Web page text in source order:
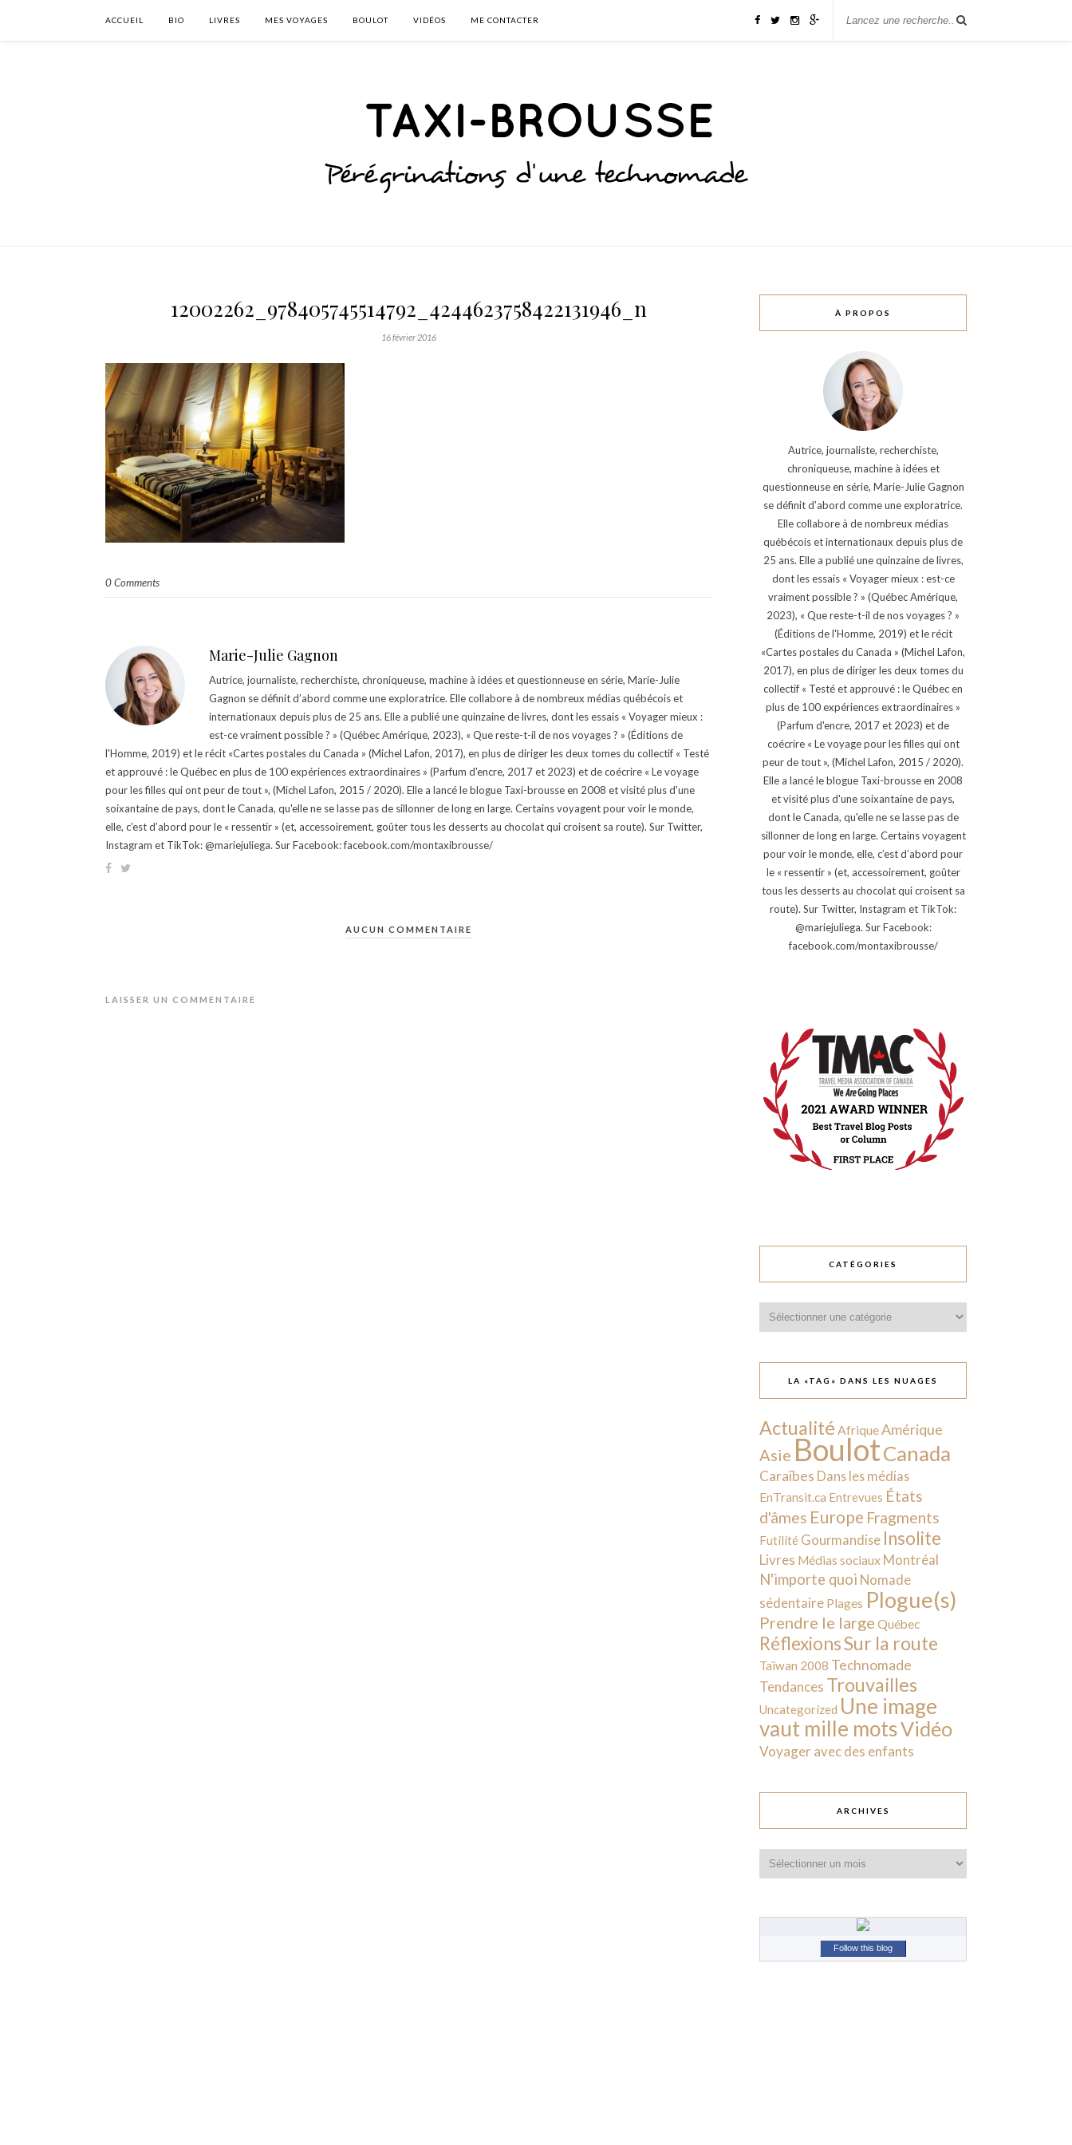
ACCUEIL BIO LIVRES MES VOYAGES BOULOT VIDÉOS ME CONTACTER
12002262_978405745514792_4244623758422131946_n
16 février 2016
0 Comments
Marie-Julie Gagnon
Autrice, journaliste, recherchiste, chroniqueuse, machine à idées et questionneuse en série, Marie-Julie
Gagnon se définit d’abord comme une exploratrice. Elle collabore à de nombreux médias québécois et
internationaux depuis plus de 25 ans. Elle a publié une quinzaine de livres, dont les essais « Voyager mieux :
est-ce vraiment possible ? » (Québec Amérique, 2023), « Que reste-t-il de nos voyages ? » (Éditions de
l'Homme, 2019) et le récit «Cartes postales du Canada » (Michel Lafon, 2017), en plus de diriger les deux tomes du collectif « Testé
et approuvé : le Québec en plus de 100 expériences extraordinaires » (Parfum d'encre, 2017 et 2023) et de coécrire « Le voyage
pour les filles qui ont peur de tout », (Michel Lafon, 2015 / 2020). Elle a lancé le blogue Taxi-brousse en 2008 et visité plus d'une
soixantaine de pays, dont le Canada, qu'elle ne se lasse pas de sillonner de long en large. Certains voyagent pour voir le monde,
elle, c’est d’abord pour le « ressentir » (et, accessoirement, goûter tous les desserts au chocolat qui croisent sa route). Sur Twitter,
Instagram et TikTok: @mariejuliega. Sur Facebook: facebook.com/montaxibrousse/
AUCUN COMMENTAIRE
LAISSER UN COMMENTAIRE
À PROPOS
Autrice, journaliste, recherchiste,
chroniqueuse, machine à idées et
questionneuse en série, Marie-Julie Gagnon
se définit d’abord comme une exploratrice.
Elle collabore à de nombreux médias
québécois et internationaux depuis plus de
25 ans. Elle a publié une quinzaine de livres,
dont les essais « Voyager mieux : est-ce
vraiment possible ? » (Québec Amérique,
2023), « Que reste-t-il de nos voyages ? »
(Éditions de l'Homme, 2019) et le récit
«Cartes postales du Canada » (Michel Lafon,
2017), en plus de diriger les deux tomes du
collectif « Testé et approuvé : le Québec en
plus de 100 expériences extraordinaires »
(Parfum d'encre, 2017 et 2023) et de
coécrire « Le voyage pour les filles qui ont
peur de tout », (Michel Lafon, 2015 / 2020).
Elle a lancé le blogue Taxi-brousse en 2008
et visité plus d'une soixantaine de pays,
dont le Canada, qu'elle ne se lasse pas de
sillonner de long en large. Certains voyagent
pour voir le monde, elle, c’est d’abord pour
le « ressentir » (et, accessoirement, goûter
tous les desserts au chocolat qui croisent sa
route). Sur Twitter, Instagram et TikTok:
@mariejuliega. Sur Facebook:
facebook.com/montaxibrousse/
CATÉGORIES
LA «TAG» DANS LES NUAGES
Actualité AfriqueAmérique
Asie BoulotCanada
Caraïbes Dans les médias
EnTransit.ca Entrevues États
d'âmes Europe Fragments
Futilité Gourmandise Insolite
Livres Médias sociaux Montréal
N'importe quoi Nomade
sédentaire Plages Plogue(s)
Prendre le large Québec
RéflexionsSur la route
Taïwan 2008 Technomade
Tendances Trouvailles
Uncategorized Une image
vaut mille motsVidéo
Voyager avec des enfants
ARCHIVES
Follow this blog